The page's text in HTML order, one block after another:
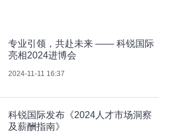
专业引领，共赴未来 —— 科锐国际
亮相2024进博会
2024-11-11 16:37
科锐国际发布《2024人才市场洞察
及薪酬指南》